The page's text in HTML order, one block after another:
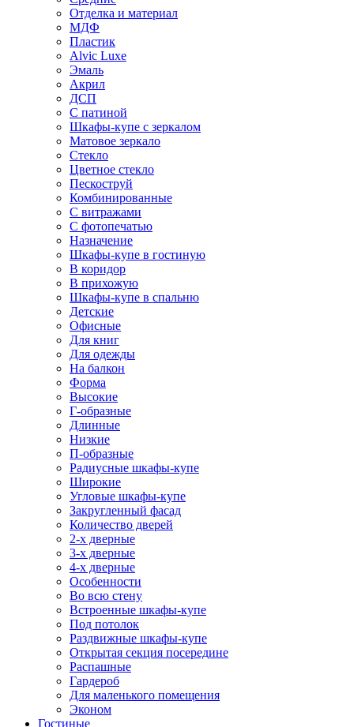
Отделка и материал
МДФ
Пластик
Alvic Luxe
Эмаль
Акрил
ДСП
С патиной
Шкафы-купе с зеркалом
Матовое зеркало
Стекло
Цветное стекло
Пескоструй
Комбинированные
С витражами
С фотопечатью
Назначение
Шкафы-купе в гостиную
В коридор
В прихожую
Шкафы-купе в спальню
Детские
Офисные
Для книг
Для одежды
На балкон
Форма
Высокие
Г-образные
Длинные
Низкие
П-образные
Радиусные шкафы-купе
Широкие
Угловые шкафы-купе
Закругленный фасад
Количество дверей
2-х дверные
3-х дверные
4-х дверные
Особенности
Во всю стену
Встроенные шкафы-купе
Под потолок
Раздвижные шкафы-купе
Открытая секция посередине
Распашные
Гардероб
Для маленького помещения
Эконом
Гостиные